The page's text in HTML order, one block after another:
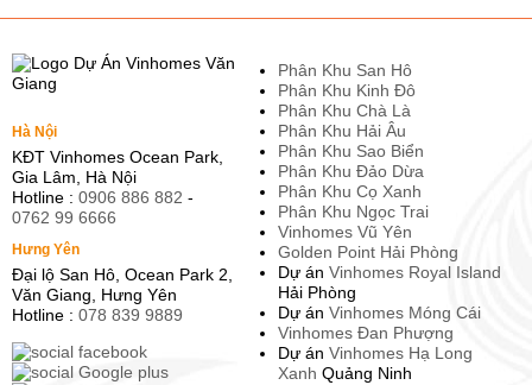
Hà Nội
KĐT Vinhomes Ocean Park,
Gia Lâm, Hà Nội
Hotline : 0906 886 882 -
0762 99 6666
Hưng Yên
Đại lộ San Hô, Ocean Park 2,
Văn Giang, Hưng Yên
Hotline : 078 839 9889
Phân Khu San Hô
Phân Khu Kinh Đô
Phân Khu Chà Là
Phân Khu Hải Âu
Phân Khu Sao Biển
Phân Khu Đảo Dừa
Phân Khu Cọ Xanh
Phân Khu Ngọc Trai
Vinhomes Vũ Yên
Golden Point Hải Phòng
Dự án Vinhomes Royal Island
Hải Phòng
Dự án Vinhomes Móng Cái
Vinhomes Đan Phượng
Dự án Vinhomes Hạ Long
Xanh Quảng Ninh